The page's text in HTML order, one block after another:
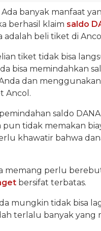
Ada banyak manfaat
berhasil klaim saldo
adalah beli tiket di
tiket tidak bisa
bisa memindahkan
dan
Ancol.
saldo
pun tidak memakan
khawatir bahwa
memang perlu
bersifat terbatas.
mungkin tidak bisa
terlalu banyak yang